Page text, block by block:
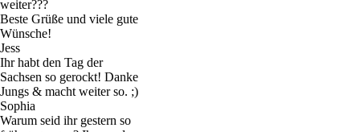
weiter???
Beste Grüße und viele gute
Wünsche!
Jess
Ihr habt den Tag der
Sachsen so gerockt! Danke
Jungs & macht weiter so. ;)
Sophia
Warum seid ihr gestern so